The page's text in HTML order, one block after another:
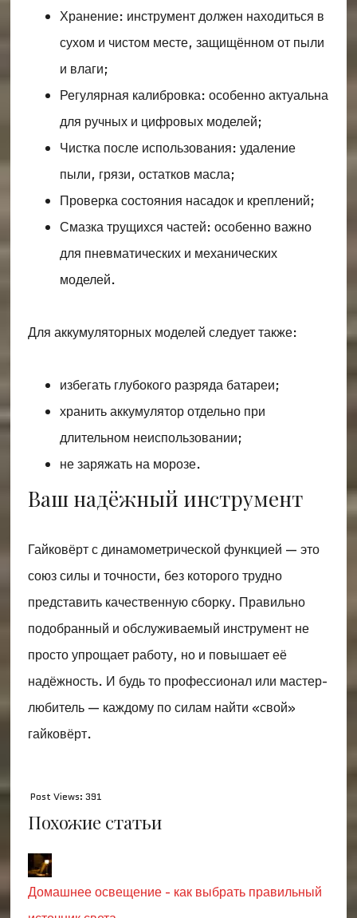
Хранение: инструмент должен находиться в
сухом и чистом месте, защищённом от пыли
и влаги;
Регулярная калибровка: особенно актуальна
для ручных и цифровых моделей;
Чистка после использования: удаление
пыли, грязи, остатков масла;
Проверка состояния насадок и креплений;
Смазка трущихся частей: особенно важно
для пневматических и механических
моделей.
Для аккумуляторных моделей следует также:
избегать глубокого разряда батареи;
хранить аккумулятор отдельно при
длительном неиспользовании;
не заряжать на морозе.
Ваш надёжный инструмент
Гайковёрт с динамометрической функцией — это
союз силы и точности, без которого трудно
представить качественную сборку. Правильно
подобранный и обслуживаемый инструмент не
просто упрощает работу, но и повышает её
надёжность. И будь то профессионал или мастер-
любитель — каждому по силам найти «свой»
гайковёрт.
Post Views: 391
Похожие статьи
Домашнее освещение - как выбрать правильный